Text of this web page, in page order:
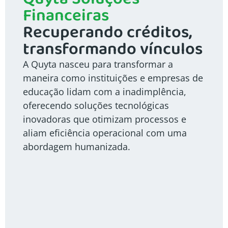
Financeiras
Recuperando créditos,
transformando vínculos
A Quyta nasceu para transformar a
maneira como instituições e empresas de
educação lidam com a inadimplência,
oferecendo soluções tecnológicas
inovadoras que otimizam processos e
aliam eficiência operacional com uma
abordagem humanizada.